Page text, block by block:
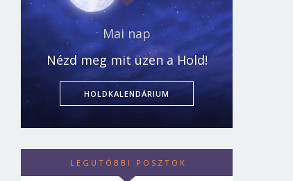
Mai nap
Nézd meg mit üzen a Hold!
HOLDKALENDÁRIUM
LEGUTÓBBI POSZTOK